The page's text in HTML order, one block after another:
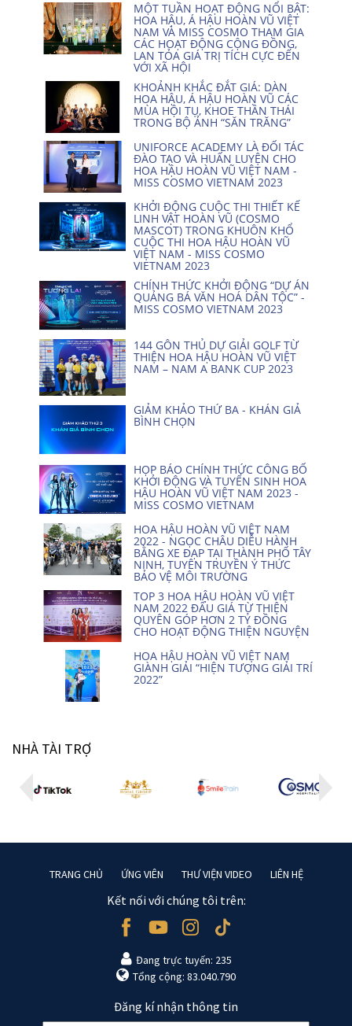
MỘT TUẦN HOẠT ĐỘNG NỔI BẬT:
HOA HẬU, Á HẬU HOÀN VŨ VIỆT
NAM VÀ MISS COSMO THAM GIA
CÁC HOẠT ĐỘNG CỘNG ĐỒNG,
LAN TỎA GIÁ TRỊ TÍCH CỰC ĐẾN
VỚI XÃ HỘI
KHOẢNH KHẮC ĐẮT GIÁ: DÀN
HOA HẬU, Á HẬU HOÀN VŨ CÁC
MÙA HỘI TỤ, KHOE THẦN THÁI
TRONG BỘ ẢNH “SĂN TRĂNG”
UNIFORCE ACADEMY LÀ ĐỐI TÁC
ĐÀO TẠO VÀ HUẤN LUYỆN CHO
HOA HẬU HOÀN VŨ VIỆT NAM -
MISS COSMO VIETNAM 2023
KHỞI ĐỘNG CUỘC THI THIẾT KẾ
LINH VẬT HOÀN VŨ (COSMO
MASCOT) TRONG KHUÔN KHỔ
CUỘC THI HOA HẬU HOÀN VŨ
VIỆT NAM - MISS COSMO
VIETNAM 2023
CHÍNH THỨC KHỞI ĐỘNG “DỰ ÁN
QUẢNG BÁ VĂN HOÁ DÂN TỘC” -
MISS COSMO VIETNAM 2023
144 GÔN THỦ DỰ GIẢI GOLF TỪ
THIỆN HOA HẬU HOÀN VŨ VIỆT
NAM – NAM A BANK CUP 2023
GIẢM KHẢO THỨ BA - KHÁN GIẢ
BÌNH CHỌN
HỌP BÁO CHÍNH THỨC CÔNG BỐ
KHỞI ĐỘNG VÀ TUYỂN SINH HOA
HẬU HOÀN VŨ VIỆT NAM 2023 -
MISS COSMO VIETNAM
HOA HẬU HOÀN VŨ VIỆT NAM
2022 - NGỌC CHÂU DIỄU HÀNH
BẰNG XE ĐẠP TẠI THÀNH PHỐ TÂY
NINH, TUYÊN TRUYỀN Ý THỨC
BẢO VỆ MÔI TRƯỜNG
TOP 3 HOA HẬU HOÀN VŨ VIỆT
NAM 2022 ĐẤU GIÁ TỪ THIỆN
QUYÊN GÓP HƠN 2 TỶ ĐỒNG
CHO HOẠT ĐỘNG THIỆN NGUYỆN
HOA HẬU HOÀN VŨ VIỆT NAM
GIÀNH GIẢI “HIỆN TƯỢNG GIẢI TRÍ
2022”
NHÀ TÀI TRỢ
TRANG CHỦ ỨNG VIÊN THƯ VIỆN VIDEO LIÊN HỆ
Kết nối với chúng tôi trên:
Đang trực tuyến: 235
Tổng cộng: 83.040.790
Đăng kí nhận thông tin